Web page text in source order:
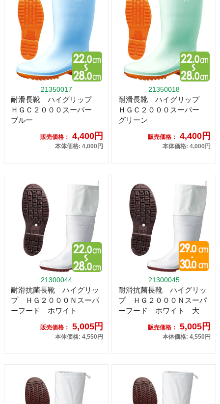
21350017
耐滑長靴 ハイグリップ
ＨＧＣ２０００スーパー
ブルー
販売価格： 4,400円
本体価格: 4,000円
21350018
耐滑長靴 ハイグリップ
ＨＧＣ２０００スーパー
グリーン
販売価格： 4,400円
本体価格: 4,000円
21300044
耐滑抗菌長靴 ハイグリッ
プ ＨＧ２０００Ｎスーパ
ーフード ホワイト
販売価格： 5,005円
本体価格: 4,550円
21300045
耐滑抗菌長靴 ハイグリッ
プ ＨＧ２０００Ｎスーパ
ーフード ホワイト 大
販売価格： 5,005円
本体価格: 4,550円